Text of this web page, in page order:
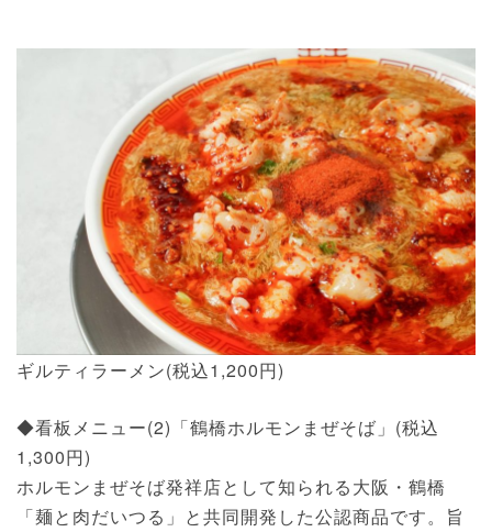
ギルティラーメン(税込1,200円)
◆看板メニュー(2)「鶴橋ホルモンまぜそば」(税込
1,300円)
ホルモンまぜそば発祥店として知られる大阪・鶴橋
「麺と肉だいつる」と共同開発した公認商品です。旨